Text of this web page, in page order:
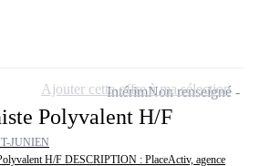
Polyvalent H/F
JUNIEN
H/F DESCRIPTION : PlaceActiv, agence
IntérimNon renseigné
Ajouter cette offre à ma sélection